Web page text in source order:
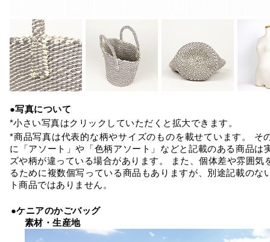
●写真について
*小さい写真はクリックしていただくと拡大できます。
*商品写真は代表的な柄やサイズのものを載せています。 そ
に「アソート」や「色柄アソート」などと記載のある商品は
ズや柄が違っている場合があります。 また、個体差や雰囲気
るために複数個写っている商品もありますが、別途記載のな
ト商品ではありません。
●ケニアのかごバッグ
素材・生産地